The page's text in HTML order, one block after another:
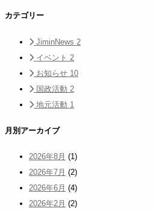
カテゴリー
JiminNews 2
イベント 2
お知らせ 10
国政活動 2
地元活動 1
月別アーカイブ
2026年8月 (1)
2026年7月 (2)
2026年6月 (4)
2026年2月 (2)